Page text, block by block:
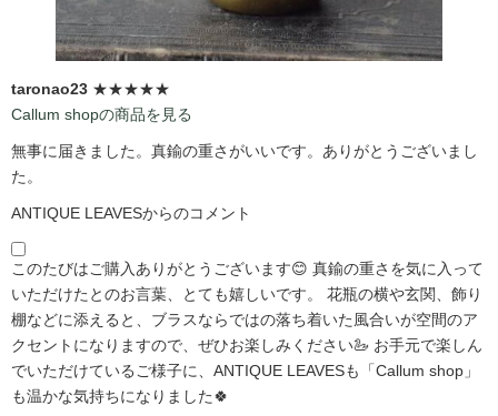
taronao23 ★★★★★
Callum shopの商品を見る
無事に届きました。真鍮の重さがいいです。ありがとうございまし
た。
ANTIQUE LEAVESからのコメント
このたびはご購入ありがとうございます😊 真鍮の重さを気に入って
いただけたとのお言葉、とても嬉しいです。 花瓶の横や玄関、飾り
棚などに添えると、ブラスならではの落ち着いた風合いが空間のア
クセントになりますので、ぜひお楽しみください🦢 お手元で楽しん
でいただけているご様子に、ANTIQUE LEAVESも「Callum shop」
も温かな気持ちになりました🍀